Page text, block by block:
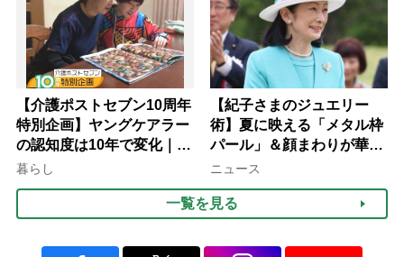
【介護ポストセブン10周年
特別企画】ヤングケアラー
の認知度は10年で変化｜流
行語大賞にノミネート、法
暮らし
【紀子さまのジュエリー
術】夏に映える「メタル枠
パール」＆顔まわりが華や
ぐ「揺れる一粒」の使い分
ニュース
一覧を見る